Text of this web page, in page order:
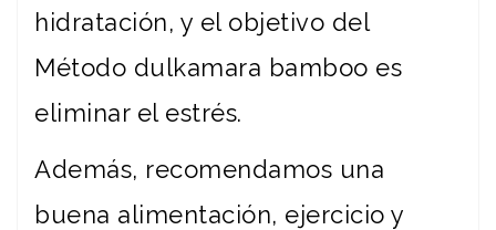
hidratación, y el objetivo del
Método dulkamara bamboo es
eliminar el estrés.
Además, recomendamos una
buena alimentación, ejercicio y